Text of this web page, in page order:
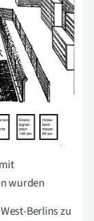
wurden
Berlins zu